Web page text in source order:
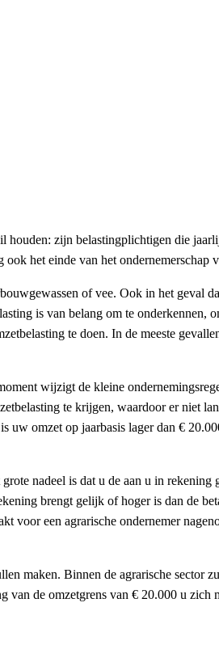
zijn belastingplichtigen die
het einde van het ondernemerschap
of vee. Ook in het geval
is van belang om te
te doen. In de meeste
wijzigt de kleine
te krijgen, waardoor er niet
omzet op jaarbasis lager dan €
nadeel is dat u de aan u in
brengt gelijk of hoger is dan de
voor een agrarische ondernemer
maken. Binnen de agrarische sector
de omzetgrens van € 20.000 u zich